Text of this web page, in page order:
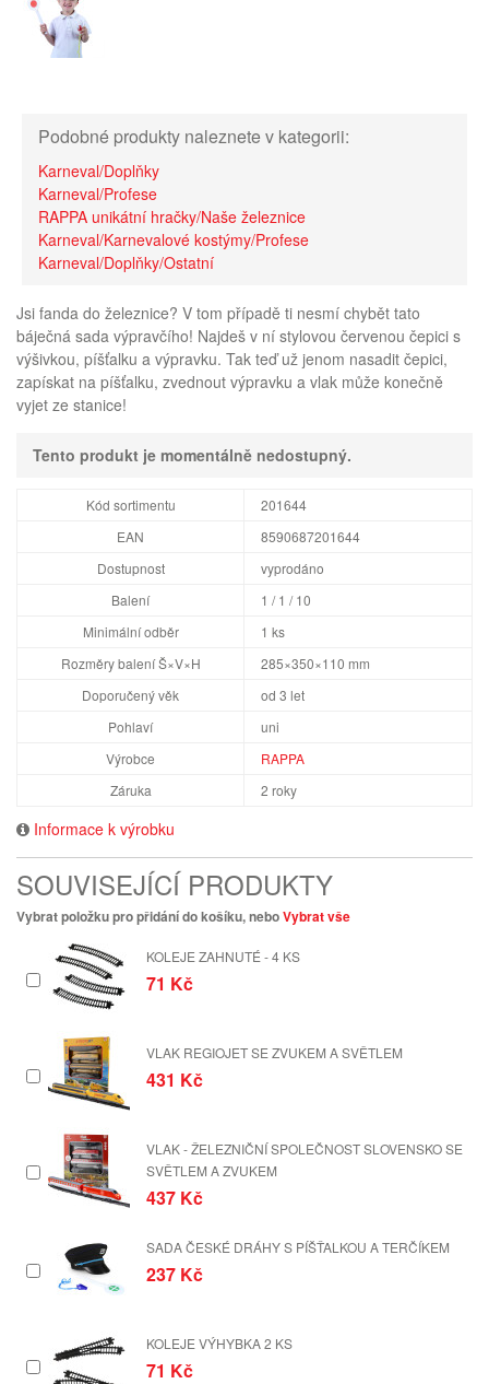
Podobné produkty naleznete v kategorii:
Karneval/Doplňky
Karneval/Profese
RAPPA unikátní hračky/Naše železnice
Karneval/Karnevalové kostýmy/Profese
Karneval/Doplňky/Ostatní
Jsi fanda do železnice? V tom případě ti nesmí chybět tato
báječná sada výpravčího! Najdeš v ní stylovou červenou čepici s
výšivkou, píšťalku a výpravku. Tak teď už jenom nasadit čepici,
zapískat na píšťalku, zvednout výpravku a vlak může konečně
vyjet ze stanice!
Tento produkt je momentálně nedostupný.
Kód sortimentu
201644
EAN
8590687201644
Dostupnost
vyprodáno
Balení
1 / 1 / 10
Minimální odběr
1 ks
Rozměry balení Š×V×H
285×350×110 mm
Doporučený věk
od 3 let
Pohlaví
uni
Výrobce
RAPPA
Záruka
2 roky
Informace k výrobku
SOUVISEJÍCÍ PRODUKTY
Vybrat položku pro přidání do košíku, neboVybrat vše
KOLEJE ZAHNUTÉ - 4 KS
71 Kč
VLAK REGIOJET SE ZVUKEM A SVĚTLEM
431 Kč
VLAK - ŽELEZNIČNÍ SPOLEČNOST SLOVENSKO SE
SVĚTLEM A ZVUKEM
437 Kč
SADA ČESKÉ DRÁHY S PÍŠŤALKOU A TERČÍKEM
237 Kč
KOLEJE VÝHYBKA 2 KS
71 Kč